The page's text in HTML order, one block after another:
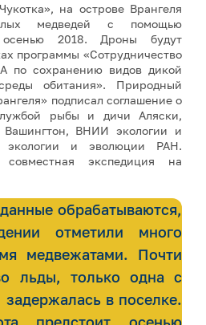
на острове Врангеля
медведей с помощью
осенью 2018. Дроны будут
программы «Сотрудничество
по сохранению видов дикой
обитания». Природный
подписал соглашение о
рыбы и дичи Аляски,
Вашингтон, ВНИИ экологии и
экологии и эволюции РАН.
совместная экспедиция на
обрабатываются,
отметили много
медвежатами. Почти
льды, только одна с
в поселке.